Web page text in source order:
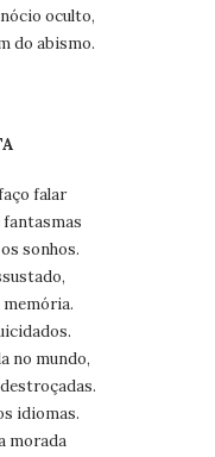
oculto,
do abismo.
falar
fantasmas
sonhos.
memória.
no mundo,
idiomas.
morada